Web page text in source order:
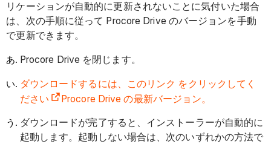
リケーションが自動的に更新されないことに気付いた場合
は、次の手順に従って Procore Drive のバージョンを手動
で更新できます。
Procore Drive を閉じます。
ダウンロードするには、このリンク をクリックしてく
ださい
Procore Drive の最新バージョン。
ダウンロードが完了すると、インストーラーが自動的に
起動します。起動しない場合は、次のいずれかの方法で